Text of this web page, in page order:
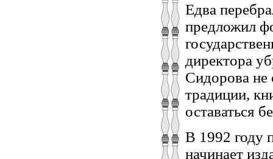
Едва
предложил
директора
Сидорова не
традиции,
оставаться
В 1992 году
начинает